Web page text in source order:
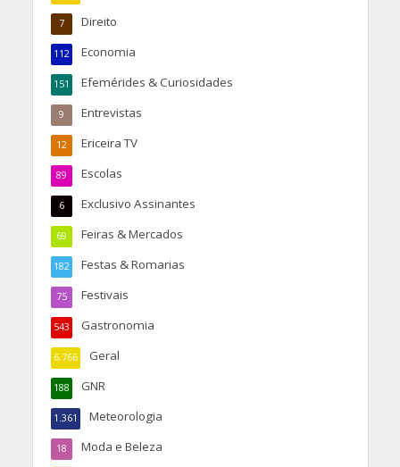
Direito
7
Economia
112
Efemérides & Curiosidades
151
Entrevistas
9
Ericeira TV
12
Escolas
89
Exclusivo Assinantes
6
Feiras & Mercados
69
Festas & Romarias
182
Festivais
75
Gastronomia
543
Geral
6.766
GNR
188
Meteorologia
1.361
Moda e Beleza
18